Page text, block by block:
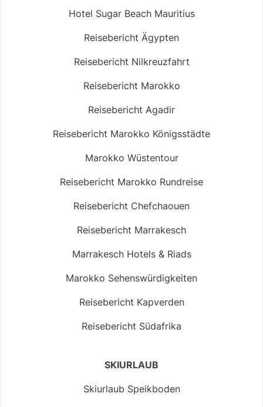
Hotel Sugar Beach Mauritius
Reisebericht Ägypten
Reisebericht Nilkreuzfahrt
Reisebericht Marokko
Reisebericht Agadir
Reisebericht Marokko Königsstädte
Marokko Wüstentour
Reisebericht Marokko Rundreise
Reisebericht Chefchaouen
Reisebericht Marrakesch
Marrakesch Hotels & Riads
Marokko Sehenswürdigkeiten
Reisebericht Kapverden
Reisebericht Südafrika
SKIURLAUB
Skiurlaub Speikboden